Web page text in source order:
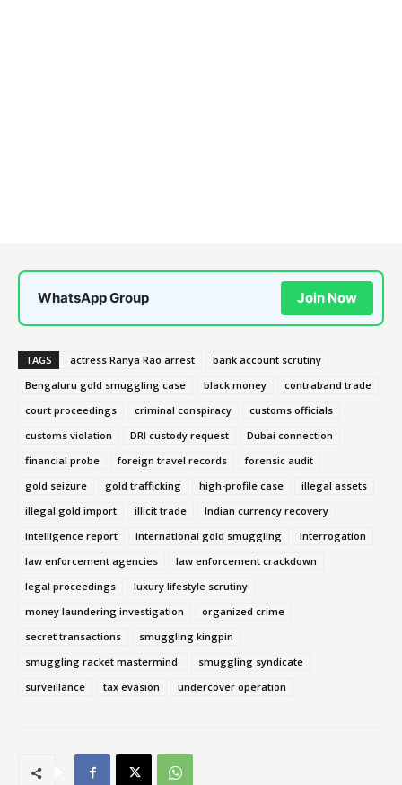
WhatsApp Group Join Now
TAGS actress Ranya Rao arrest
bank account scrutiny
Bengaluru gold smuggling case
black money
contraband trade
court proceedings
criminal conspiracy
customs officials
customs violation
DRI custody request
Dubai connection
financial probe
foreign travel records
forensic audit
gold seizure
gold trafficking high-profile case
illegal assets
illegal gold import
illicit trade
Indian currency recovery
intelligence report
international gold smuggling
interrogation
law enforcement agencies
law enforcement crackdown
legal proceedings
luxury lifestyle scrutiny
money laundering investigation
organized crime
secret transactions
smuggling kingpin
smuggling racket mastermind.
smuggling syndicate
surveillance
tax evasion undercover operation